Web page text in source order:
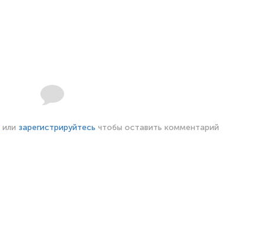
или зарегистрируйтесь чтобы оставить комментарий